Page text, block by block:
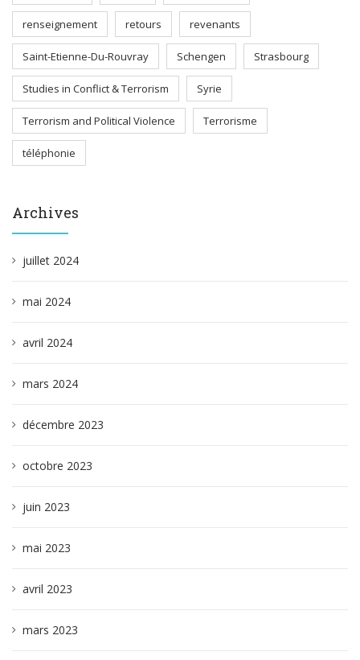
renseignement retours revenants
Saint-Etienne-Du-Rouvray Schengen Strasbourg
Studies in Conflict & Terrorism Syrie
Terrorism and Political Violence Terrorisme
téléphonie
Archives
juillet 2024
mai 2024
avril 2024
mars 2024
décembre 2023
octobre 2023
juin 2023
mai 2023
avril 2023
mars 2023